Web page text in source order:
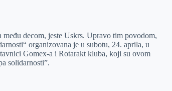
decom, jeste Uskrs. Upravo tim povodom,
organizovana je u subotu, 24. aprila, u
Gomex-a i Rotarakt kluba, koji su ovom
solidarnosti”.